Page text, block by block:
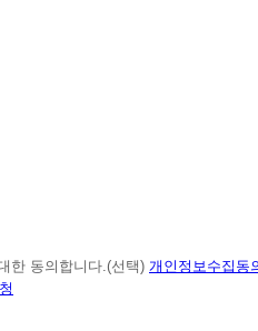
한 동의합니다.(선택) 개인정보수집동